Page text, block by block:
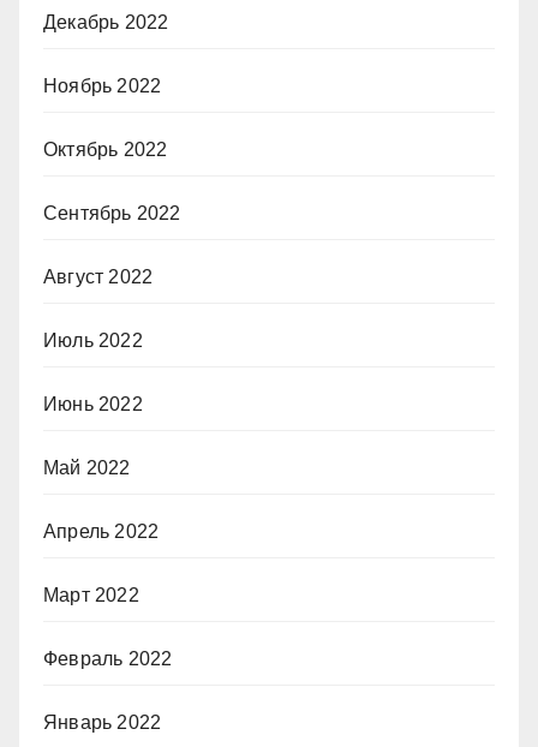
Декабрь 2022
Ноябрь 2022
Октябрь 2022
Сентябрь 2022
Август 2022
Июль 2022
Июнь 2022
Май 2022
Апрель 2022
Март 2022
Февраль 2022
Январь 2022